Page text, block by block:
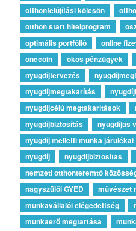
otthonfelújítási kölcsön
otthon start hitelprogram
optimális portfólió
online
onecoin
okos pénzügyek
nyugdíjtervezés
nyugdíjmegtakarítás
nyugdíjcélú megtakarítások
nyugdíjbiztosítás
nyugdíjas
nyugdíj melletti munka járulékai
nyugdíj
nyugdijbiztositas
nemzeti otthonteremtő
nagyszülői GYED
művészet
munkavállalói elégedettség
munkaerő megtartása